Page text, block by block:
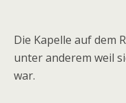
Die Kapelle auf dem
unter anderem weil
war.